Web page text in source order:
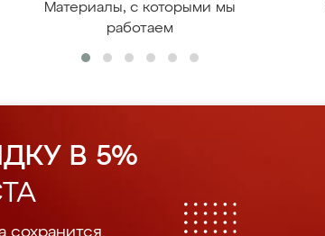
Материалы, с которыми мы
работаем
В 5%
сохранится.